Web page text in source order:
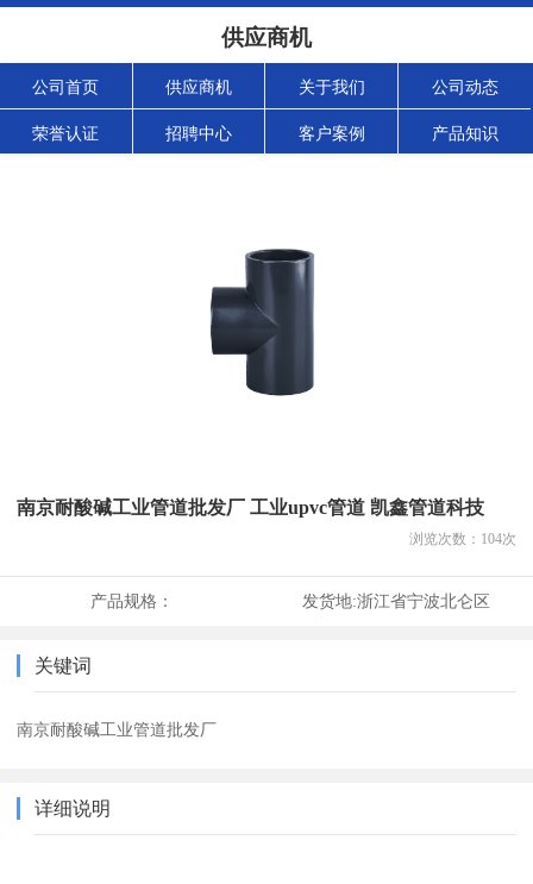
供应商机
公司首页 供应商机 关于我们 公司动态
荣誉认证 招聘中心 客户案例 产品知识
南京耐酸碱工业管道批发厂 工业upvc管道 凯鑫管道科技
浏览次数： 104次
产品规格： 发货地:浙江省宁波北仑区
关键词
南京耐酸碱工业管道批发厂
详细说明